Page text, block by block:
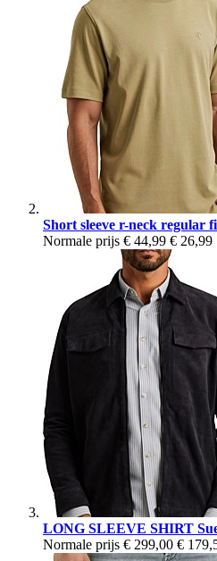
Short sleeve r-neck regular
Normale prijs € 44,99 € 26,99
LONG SLEEVE SHIRT
Normale prijs € 299,00 €